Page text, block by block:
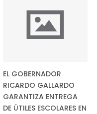
EL GOBERNADOR
RICARDO GALLARDO
GARANTIZA ENTREGA
DE ÚTILES ESCOLARES EN